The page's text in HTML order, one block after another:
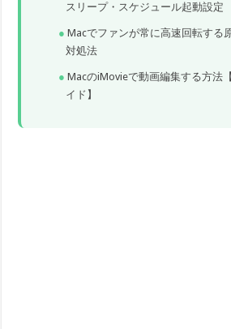
スリープ・スケジュール起動設定
Macでファンが常に高速回転する
対処法
MacのiMovieで動画編集する方法
イド】